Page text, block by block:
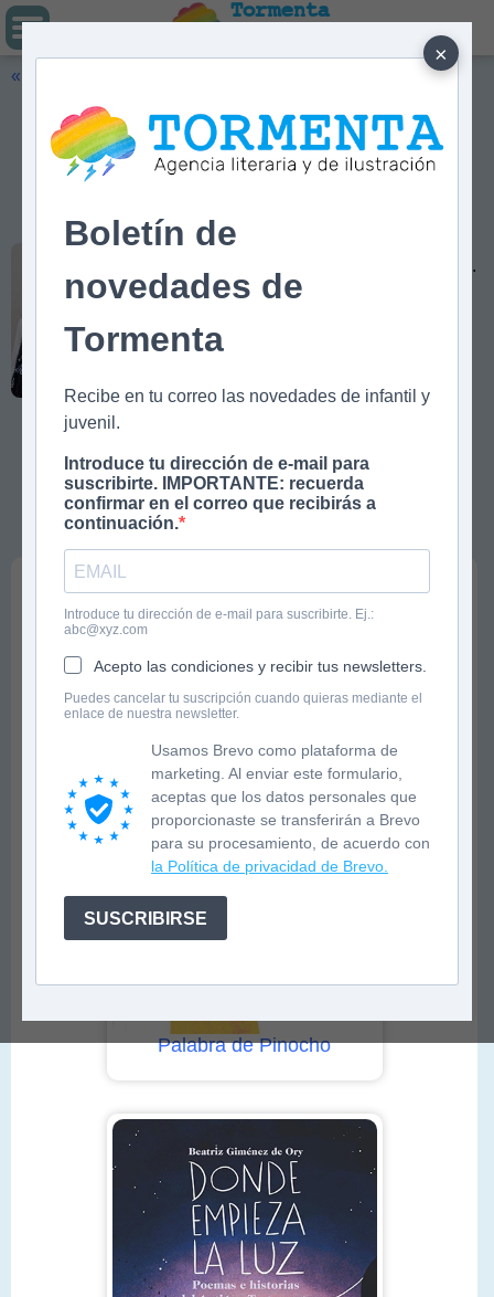
×
Boletín de
novedades de
Tormenta
Recibe en tu correo las novedades de infantil y
juvenil.
Introduce tu dirección de e-mail para
suscribirte. IMPORTANTE: recuerda
confirmar en el correo que recibirás a
continuación.
Introduce tu dirección de e-mail para suscribirte. Ej.:
abc@xyz.com
Acepto las condiciones y recibir tus newsletters.
Puedes cancelar tu suscripción cuando quieras mediante el
enlace de nuestra newsletter.
Usamos Brevo como plataforma de
marketing. Al enviar este formulario,
aceptas que los datos personales que
proporcionaste se transferirán a Brevo
para su procesamiento, de acuerdo con
la Política de privacidad de Brevo.
SUSCRIBIRSE
Tormenta
« Volver
Beatriz Giménez de
Ory
en Filología Hispánica por la UAM y
cursó máster de Estudios
Avanzados de Literatura en la UNIR.
Actualmente trabaja como profesora
instituto madrileño.
Es autora de varios poemarios y
reconocimientos como el Premio
Nacional de Literatura Infantil y
York Big Book Award en 2021 y la
Medalla de Oro Colibrí de IBBY en
Chile en 2019, entre otros.
Libros de Beatriz Giménez de Ory
Palabra de Pinocho